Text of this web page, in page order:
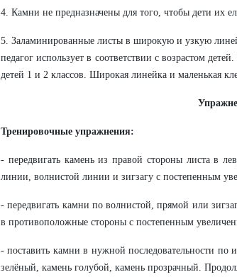
4. Камни не предназначены для того, чтобы дети их
5. Заламинированные листы в широкую и узкую
педагог использует в соответствии с возрастом
детей 1 и 2 классов. Широкая линейка и маленькая
Тренировочные упражнения:
- передвигать камень из правой стороны листа в
линии, волнистой линии и зигзагу с постепенным
- передвигать камни по волнистой, прямой или
в противоположные стороны с постепенным
- поставить камни в нужной последовательности по
зелёный, камень голубой, камень прозрачный.